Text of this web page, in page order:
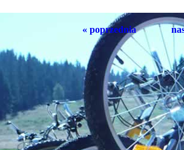
« poprzednia